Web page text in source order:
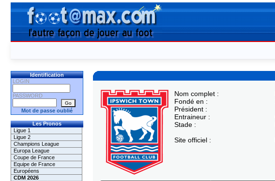
Identification
LOGIN
PASSWORD
Mot de passe oublié
Les Pronos
Ligue 1
Ligue 2
Champions League
Europa League
Coupe de France
Equipe de France
Européens
CDM 2026
Nom complet :
Fondé en :
Président :
Entraineur :
Stade :
Site officiel :